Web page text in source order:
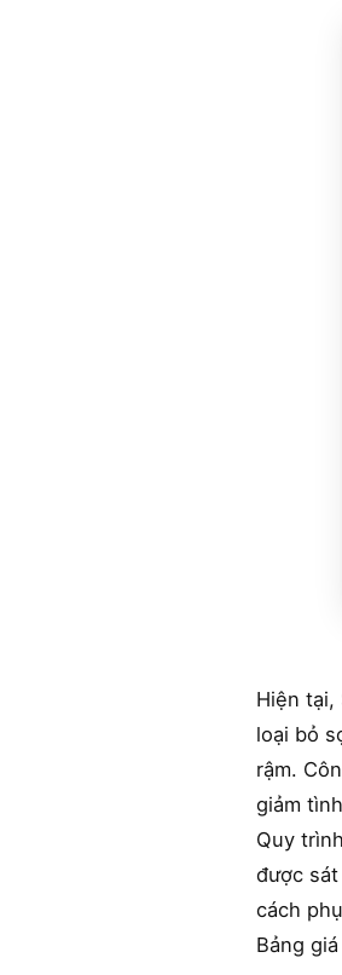
Hiện tại,
loại bỏ
rậm.
giảm
Quy
được
cách
Bảng